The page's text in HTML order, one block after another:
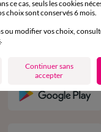
ce cas, seuls les cookies
choix sont conservés 6 mois.
ou modifier vos choix,
Continuer sans
accepter